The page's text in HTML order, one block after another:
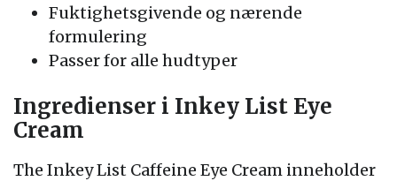
Fuktighetsgivende og nærende
formulering
Passer for alle hudtyper
Ingredienser i Inkey List Eye
Cream
The Inkey List Caffeine Eye Cream inneholder